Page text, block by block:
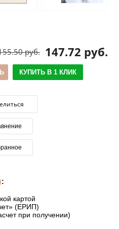
147.72 руб.
руб.
КУПИТЬ В 1 КЛИК
:
картой
(ЕРИП)
при получении)